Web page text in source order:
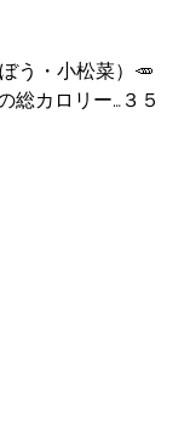
う・小松菜）🥕
総カロリー…３５